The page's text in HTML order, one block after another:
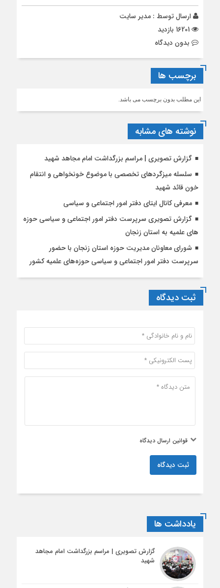
ارسال توسط : مدیر سایت
بدون دیدگاه
برچسب ها
این مطلب بدون برچسب می باشد.
نوشته های مشابه
گزارش تصویری | مراسم بزرگداشت امام مجاهد شهید
سلسله میزگردهای تخصصی با موضوع خونخواهی و انتقام
خون قائد شهید
معرفی کانال ایتای دفتر امور اجتماعی و سیاسی
گزارش تصویری سرپرست دفتر امور اجتماعی و سیاسی حوزه
های علمیه به استان زنجان
شورای معاونان مدیریت حوزه استان زنجان با حضور
سرپرست دفتر امور اجتماعی و سیاسی حوزه‌های علمیه کشور
ثبت دیدگاه
قوانین ارسال دیدگاه
ثبت دیدگاه
یادداشت ها
گزارش تصویری | مراسم بزرگداشت امام مجاهد
شهید